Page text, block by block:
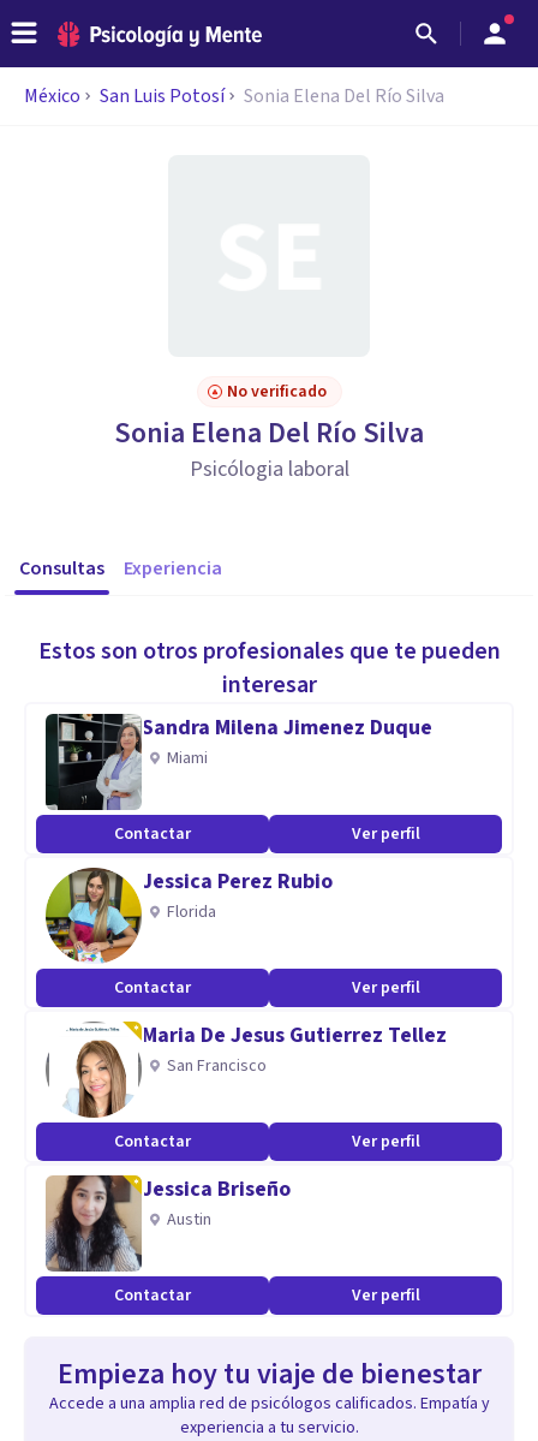
México San Luis Potosí Sonia Elena Del Río Silva
No verificado
Sonia Elena Del Río Silva
Psicólogia laboral
Consultas Experiencia
Estos son otros profesionales que te pueden
interesar
Sandra Milena Jimenez Duque
Miami
Contactar Ver perfil
Jessica Perez Rubio
Florida
Contactar Ver perfil
Maria De Jesus Gutierrez Tellez
San Francisco
Contactar Ver perfil
Jessica Briseño
Austin
Contactar Ver perfil
Empieza hoy tu viaje de bienestar
Accede a una amplia red de psicólogos calificados. Empatía y
experiencia a tu servicio.